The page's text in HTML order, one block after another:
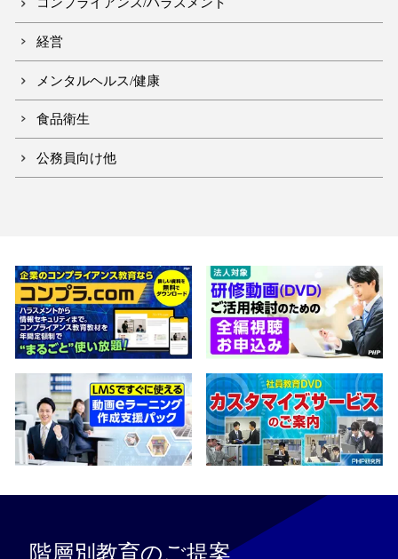
コンプライアンス/ハラスメント
経営
メンタルヘルス/健康
食品衛生
公務員向け他
階層別教育のご提案